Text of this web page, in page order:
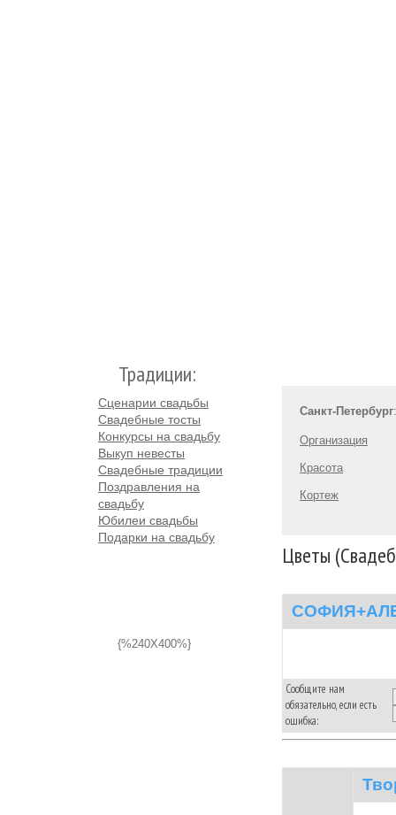
Традиции:
Сценарии свадьбы
Свадебные тосты
Конкурсы на свадьбу
Выкуп невесты
Свадебные традиции
Поздравления на
свадьбу
Юбилеи свадьбы
Подарки на свадьбу
{%240X400%}
Санкт-Петербург
Организация
Красота
Кортеж
Цветы
Сообщите нам
обязательно, если есть
ошибка: